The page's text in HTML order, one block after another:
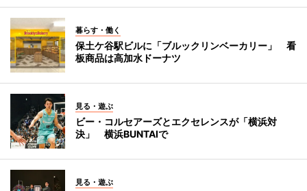
暮らす・働く
保土ケ谷駅ビルに「ブルックリンベーカリー」 看
板商品は高加水ドーナツ
見る・遊ぶ
ビー・コルセアーズとエクセレンスが「横浜対
決」 横浜BUNTAIで
見る・遊ぶ